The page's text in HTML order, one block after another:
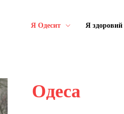
Я Одесит Я здоровий
Одеса